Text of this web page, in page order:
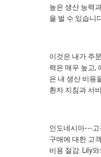
높은 생산 능력
을 벌 수 있습니
이것은 내가 주
력은 매우 높고,
은 내 생산 비용
환자 지침과 서
인도네시아---고
구매에 대한 고
비용 절감. Lily